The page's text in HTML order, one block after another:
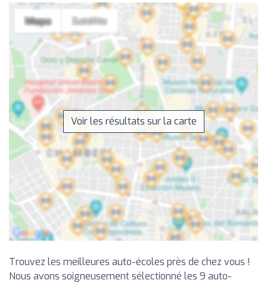
Voir les résultats sur la carte
Trouvez les meilleures auto-écoles près de chez vous !
Nous avons soigneusement sélectionné les 9 auto-